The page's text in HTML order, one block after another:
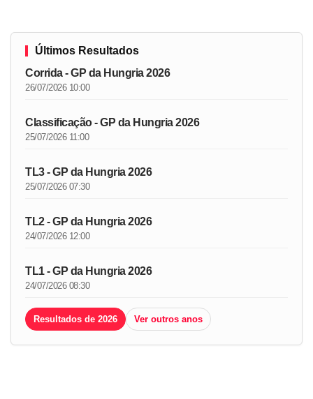
Últimos Resultados
Corrida - GP da Hungria 2026
26/07/2026 10:00
Classificação - GP da Hungria 2026
25/07/2026 11:00
TL3 - GP da Hungria 2026
25/07/2026 07:30
TL2 - GP da Hungria 2026
24/07/2026 12:00
TL1 - GP da Hungria 2026
24/07/2026 08:30
Resultados de 2026 Ver outros anos